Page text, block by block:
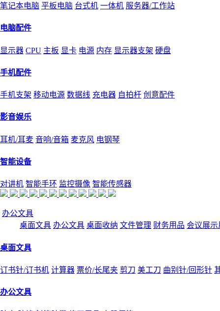
笔记本电脑 平板电脑 台式机 一体机 服务器/工作站
电脑配件
显示器 CPU 主板 显卡 电源 内存 显示器支架 硬盘
手机配件
手机支架 移动电源 数据线 充电器 自拍杆 创意配件
影音娱乐
耳机/耳麦 音响/音箱 麦克风 电钢琴
智能设备
对讲机 智能手环 监控摄像 智能传感器
办公文具
桌面文具 办公文具 桌面收纳 文件管理 财务用品 会议展示
桌面文具
订书针/订书机 计算器 票价/长尾夹 剪刀 美工刀 曲别针/回形针
办公文具